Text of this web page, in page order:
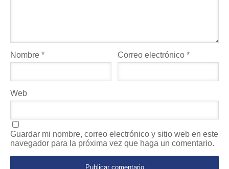
Nombre * Correo electrónico*
Web
Guardar mi nombre, correo electrónico y sitio web en este
navegador para la próxima vez que haga un comentario.